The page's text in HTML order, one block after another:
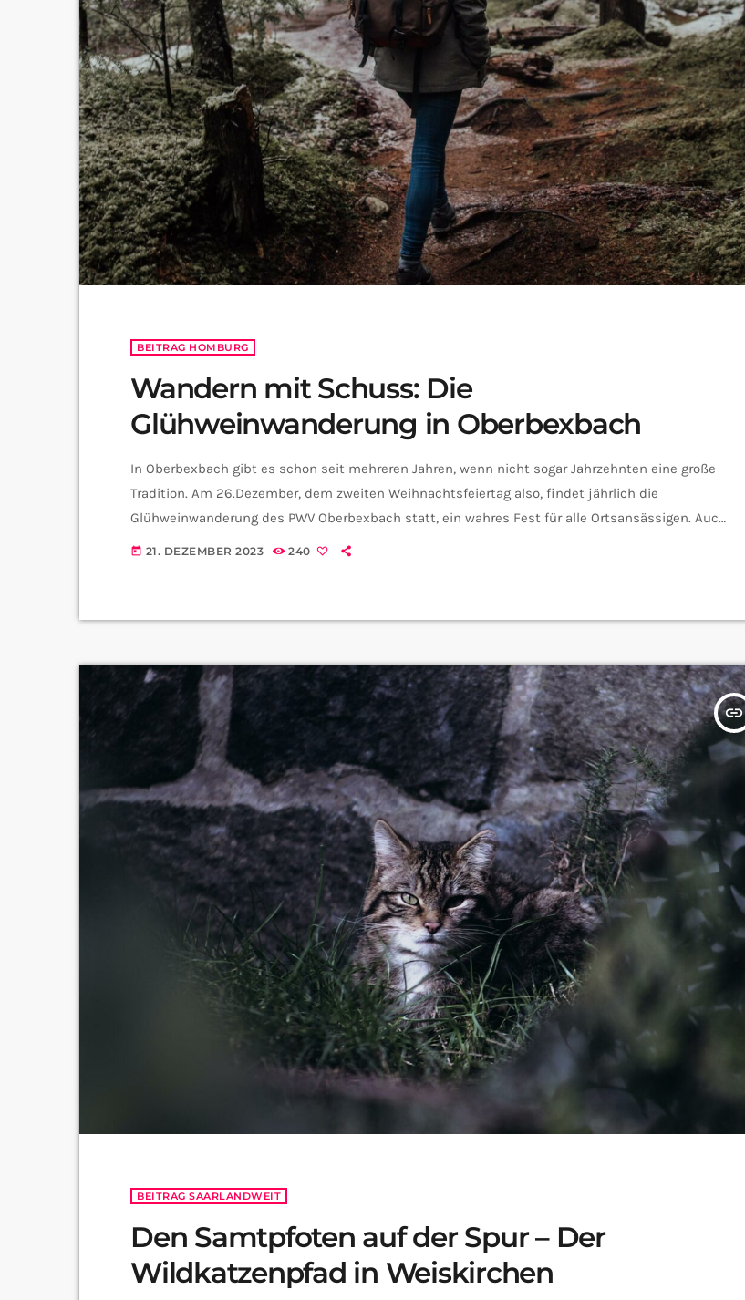
BEITRAG HOMBURG
Wandern mit Schuss: Die
Glühweinwanderung in Oberbexbach
In Oberbexbach gibt es schon seit mehreren Jahren, wenn nicht sogar Jahrzehnten eine große
Tradition. Am 26.Dezember, dem zweiten Weihnachtsfeiertag also, findet jährlich die
Glühweinwanderung des PWV Oberbexbach statt, ein wahres Fest für alle Ortsansässigen. Auch
in diesem Jahr, findet sie natürlich wieder wie gewohnt statt und ihr seid alle herzlich dazu
today 21. DEZEMBER 2023 240
insert_link
BEITRAG SAARLANDWEIT
Den Samtpfoten auf der Spur – Der
Wildkatzenpfad in Weiskirchen